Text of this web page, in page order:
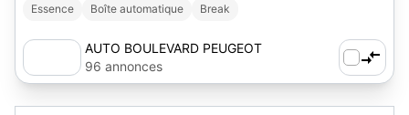
Essence
Boîte automatique Break
AUTO BOULEVARD PEUGEOT
96 annonces